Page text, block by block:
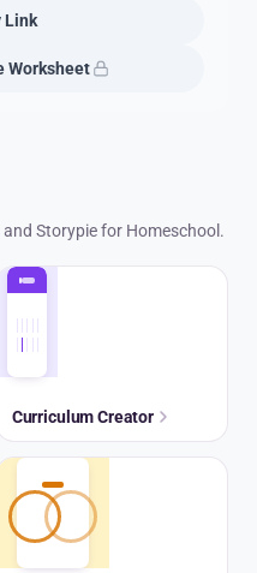
Link
Worksheet
Storypie for Homeschool.
Curriculum Creator